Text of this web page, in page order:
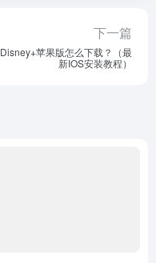
下一篇
Disney+苹果版怎么下载？（最
新IOS安装教程）